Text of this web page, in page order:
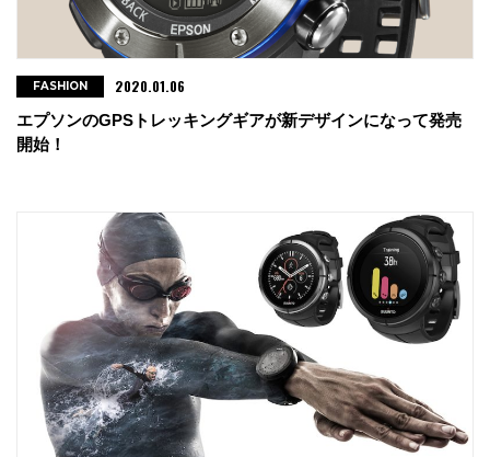
エプソンのGPSトレッキングギアが新デザインになって発売
開始！
FASHION 2020.01.06